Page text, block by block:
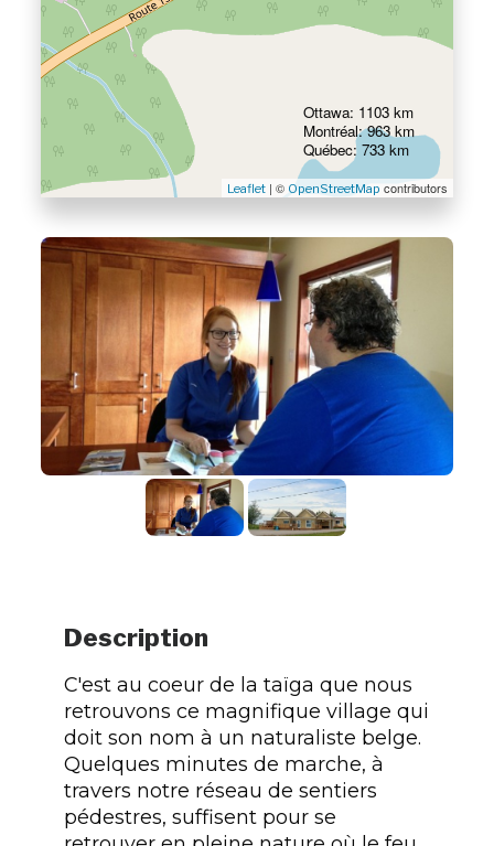
Leaflet| © OpenStreetMap contributors
Ottawa: 1103 km
Montréal: 963 km
Québec: 733 km
Description
C'est au coeur de la taïga que nous
retrouvons ce magnifique village qui
doit son nom à un naturaliste belge.
Quelques minutes de marche, à
travers notre réseau de sentiers
pédestres, suffisent pour se